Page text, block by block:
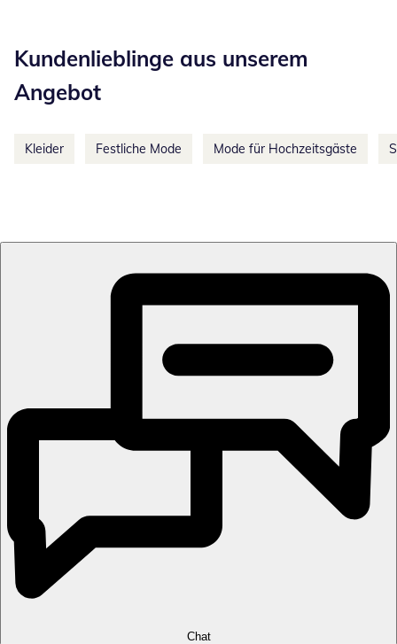
Kundenlieblinge aus unserem
Angebot
Kleider Festliche Mode Mode für Hochzeitsgäste
Chat